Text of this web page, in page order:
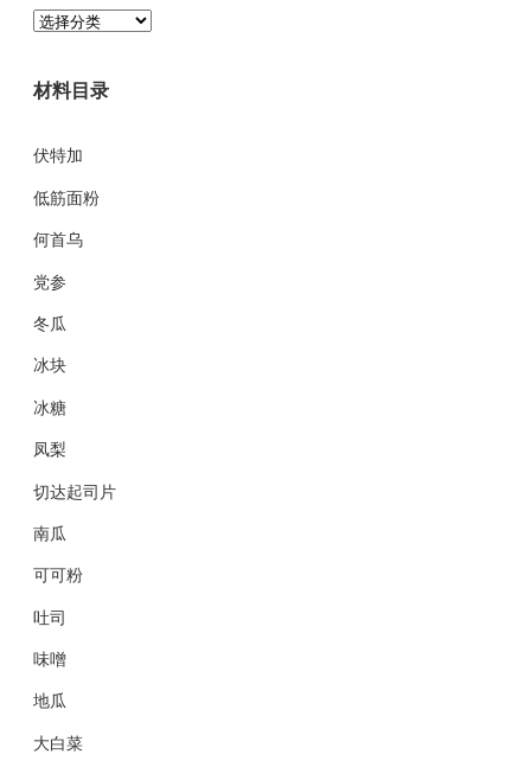
分
录
材料目录
伏特加
低筋面粉
何首乌
党参
冬瓜
冰块
冰糖
凤梨
切达起司片
南瓜
可可粉
吐司
味噌
地瓜
大白菜